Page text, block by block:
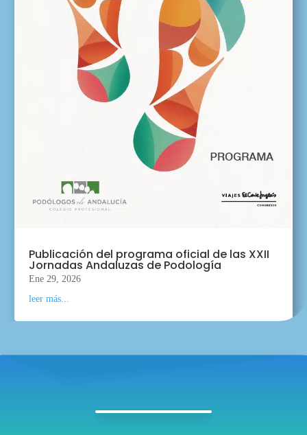
Publicación del programa oficial de las XXII
Jornadas Andaluzas de Podología
Ene 29, 2026
leer más...